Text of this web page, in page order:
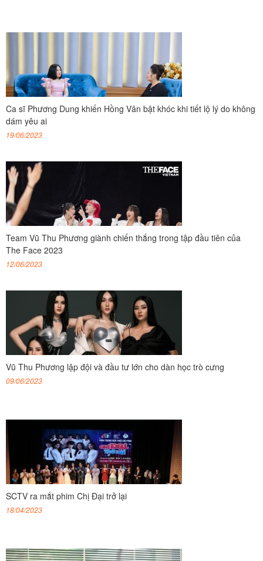
Ca sĩ Phương Dung khiến Hồng Vân bật khóc khi tiết lộ lý do không
dám yêu ai
19/06/2023
Team Vũ Thu Phương giành chiến thắng trong tập đầu tiên của
The Face 2023
12/06/2023
Vũ Thu Phương lập đội và đầu tư lớn cho dàn học trò cưng
09/06/2023
SCTV ra mắt phim Chị Đại trở lại
18/04/2023